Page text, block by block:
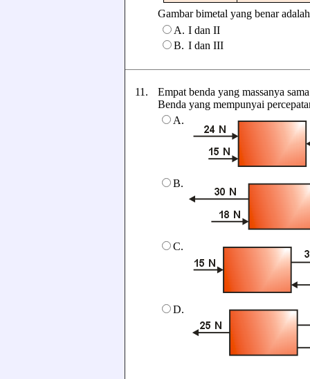
Gambar bimetal yang benar
A. I dan II
B. I dan III
11.
Empat benda yang massanya
Benda yang mempunyai
A.
B.
C.
D.